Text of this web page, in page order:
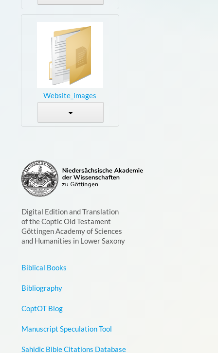
Website_images
Digital Edition and Translation
of the Coptic Old Testament
Göttingen Academy of Sciences
and Humanities in Lower Saxony
Biblical Books
Bibliography
CoptOT Blog
Manuscript Speculation Tool
Sahidic Bible Citations Database